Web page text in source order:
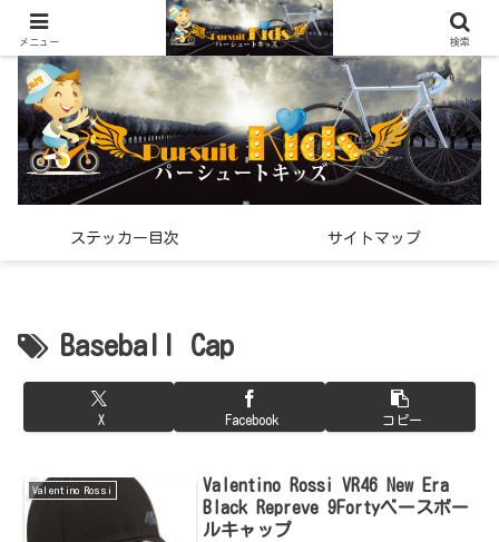
世界中で見つけた「希少なスポーツ雑貨」の紹介メディア
ステッカー目次 サイトマップ
Baseball Cap
X Facebook コピー
Valentino Rossi
Valentino Rossi VR46 New Era
Black Repreve 9Fortyベースボー
ルキャップ
メニュー 検索